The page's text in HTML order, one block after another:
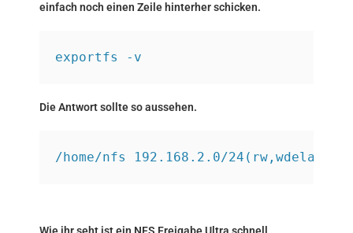
einfach noch einen Zeile hinterher schicken.
exportfs -v
Die Antwort sollte so aussehen.
/home/nfs 192.168.2.0/